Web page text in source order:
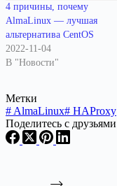
4 причины, почему
AlmaLinux — лучшая
альтернатива CentOS
2022-11-04
В "Новости"
Метки
# AlmaLinux# HAProxy
Поделитесь с друзьями